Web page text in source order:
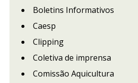
Boletins Informativos
Caesp
Clipping
Coletiva de imprensa
Comissão Aquicultura